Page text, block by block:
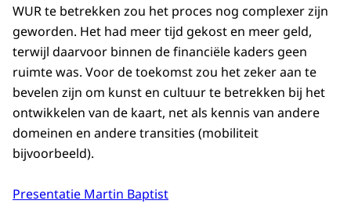
WUR te betrekken zou het proces nog complexer zijn
geworden. Het had meer tijd gekost en meer geld,
terwijl daarvoor binnen de financiële kaders geen
ruimte was. Voor de toekomst zou het zeker aan te
bevelen zijn om kunst en cultuur te betrekken bij het
ontwikkelen van de kaart, net als kennis van andere
domeinen en andere transities (mobiliteit
bijvoorbeeld).
Presentatie Martin Baptist